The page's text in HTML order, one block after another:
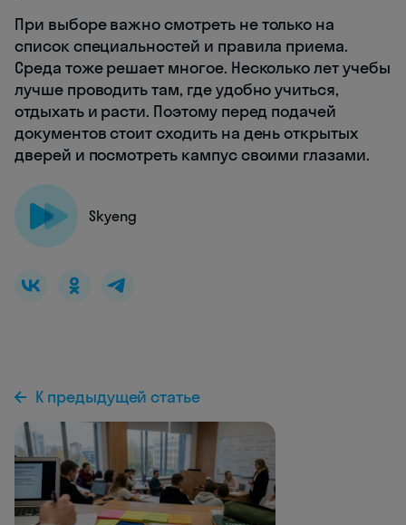
При выборе важно смотреть не только на
список специальностей и правила приема.
Среда тоже решает многое. Несколько лет учебы
лучше проводить там, где удобно учиться,
отдыхать и расти. Поэтому перед подачей
документов стоит сходить на день открытых
дверей и посмотреть кампус своими глазами.
Skyeng
К предыдущей статье